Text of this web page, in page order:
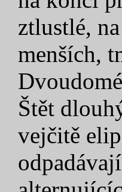
ztlustlé,
menších,
Štět
vejčitě